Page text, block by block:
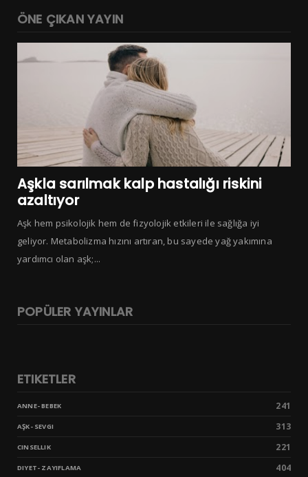
ÖNE ÇIKAN YAYIN
Aşkla sarılmak kalp hastalığı riskini
azaltıyor
Aşk hem psikolojik hem de fizyolojik etkileri ile sağlığa iyi
geliyor. Metabolizma hızını artıran, bu sayede yağ yakımına
yardımcı olan aşk;...
POPÜLER YAYINLAR
ETIKETLER
ANNE- BEBEK 241
AŞK- SEVGI 313
CINSELLIK 221
DIYET- ZAYIFLAMA 404